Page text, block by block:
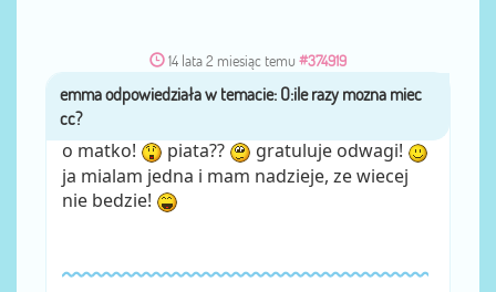
14 lata 2 miesiąc temu #374919
przezemma
o matko! piata??
gratuluje odwagi!
ja mialam jedna i mam nadzieje, ze wiecej
nie bedzie!